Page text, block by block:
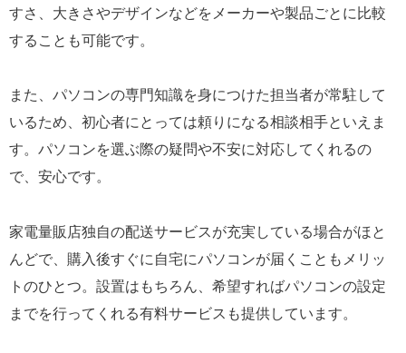
すさ、大きさやデザインなどをメーカーや製品ごとに比較
することも可能です。
また、パソコンの専門知識を身につけた担当者が常駐して
いるため、初心者にとっては頼りになる相談相手といえま
す。パソコンを選ぶ際の疑問や不安に対応してくれるの
で、安心です。
家電量販店独自の配送サービスが充実している場合がほと
んどで、購入後すぐに自宅にパソコンが届くこともメリッ
トのひとつ。設置はもちろん、希望すればパソコンの設定
までを行ってくれる有料サービスも提供しています。